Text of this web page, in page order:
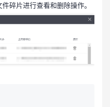
碎片进行查看和删除操作。